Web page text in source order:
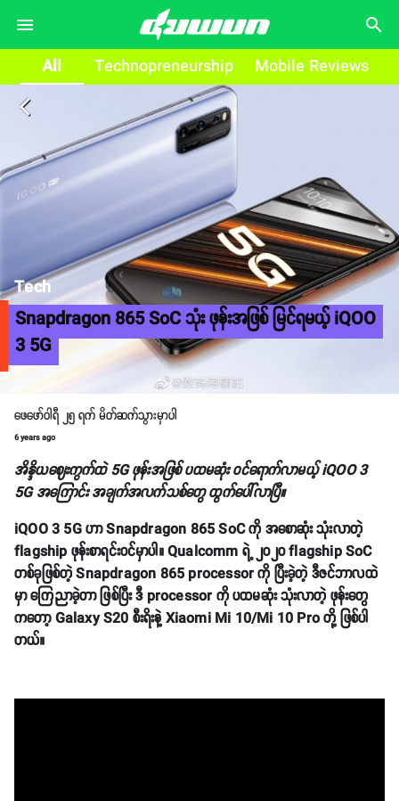
search
All Technopreneurship Mobile Reviews
arrow_back_ios
Tech
Snapdragon 865 SoC သုံး ဖုန်းအဖြစ် မြင်ရမယ့် iQOO
3 5G
ဖေဖော်ဝါရီ ၂၅ ရက် မိတ်ဆက်သွားမှာပါ
6 years ago
အိန္ဒိယဈေးကွက်ထဲ 5G ဖုန်းအဖြစ် ပထမဆုံး ဝင်ရောက်လာမယ့် iQOO 3
5G အကြောင်း အချက်အလက်သစ်တွေ ထွက်ပေါ်လာပြီ။
iQOO 3 5G ဟာ Snapdragon 865 SoC ကို အစောဆုံး သုံးလာတဲ့
flagship ဖုန်းစာရင်းဝင်မှာပါ။ Qualcomm ရဲ့ ၂၀၂၀ flagship SoC
တစ်ခုဖြစ်တဲ့ Snapdragon 865 processor ကို ပြီးခဲ့တဲ့ ဒီဇင်ဘာလထဲ
မှာ ကြေညာခဲ့တာ ဖြစ်ပြီး ဒီ processor ကို ပထမဆုံး သုံးလာတဲ့ ဖုန်းတွေ
ကတော့ Galaxy S20 စီးရိးနဲ့ Xiaomi Mi 10/Mi 10 Pro တို့ ဖြစ်ပါ
တယ်။